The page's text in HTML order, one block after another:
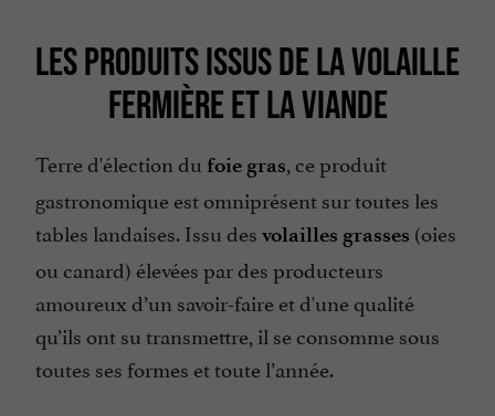
LES PRODUITS ISSUS DE LA VOLAILLE
FERMIÈRE ET LA VIANDE
Terre d'élection du foie gras, ce produit
gastronomique est omniprésent sur toutes les
tables landaises. Issu des volailles grasses (oies
ou canard) élevées par des producteurs
amoureux d’un savoir-faire et d'une qualité
qu’ils ont su transmettre, il se consomme sous
toutes ses formes et toute l’année.